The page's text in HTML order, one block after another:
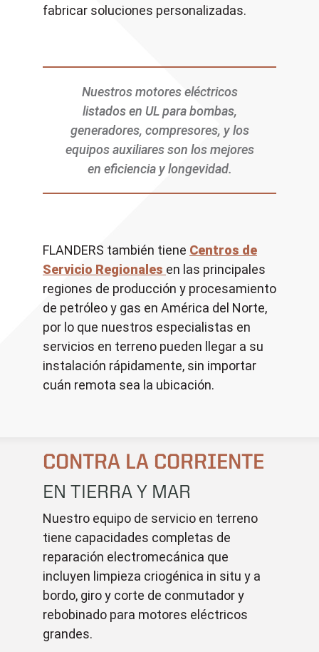
fabricar soluciones personalizadas.
Nuestros motores eléctricos
listados en UL para bombas,
generadores, compresores, y los
equipos auxiliares son los mejores
en eficiencia y longevidad.
FLANDERS también tiene Centros de
Servicio Regionales en las principales
regiones de producción y procesamiento
de petróleo y gas en América del Norte,
por lo que nuestros especialistas en
servicios en terreno pueden llegar a su
instalación rápidamente, sin importar
cuán remota sea la ubicación.
CONTRA LA CORRIENTE
EN TIERRA Y MAR
Nuestro equipo de servicio en terreno
tiene capacidades completas de
reparación electromecánica que
incluyen limpieza criogénica in situ y a
bordo, giro y corte de conmutador y
rebobinado para motores eléctricos
grandes.